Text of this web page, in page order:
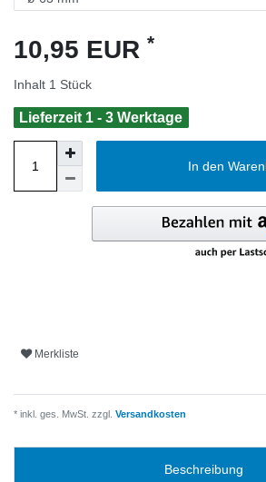
10,95 EUR *
Inhalt 1 Stück
Lieferzeit 1 - 3 Werktage
In den
Merkliste
* inkl. ges. MwSt. zzgl. Versandkosten
Beschreibung